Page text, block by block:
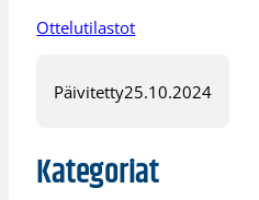
Ottelutilastot
Päivitetty25.10.2024
Kategoriat